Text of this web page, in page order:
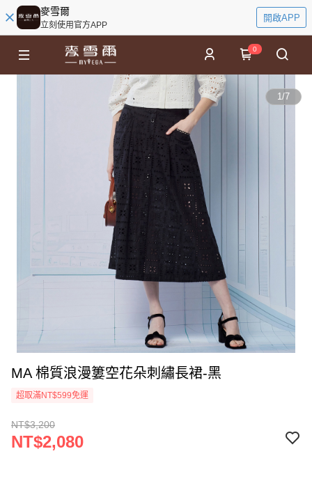
麥雪爾
立刻使用官方APP
開啟APP
0
1/7
MA 棉質浪漫簍空花朵刺繡長裙-黑
超取滿NT$599免運
NT$3,200
NT$2,080